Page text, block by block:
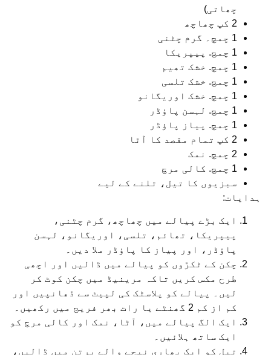
چھاتی)
2 کپ چھاچھ
1 چمچ۔ گرم چٹنی
1 چمچ. پیپریکا
1 چمچ. خشک تھیم
1 چمچ. خشک تلسی
1 چمچ. خشک اوریگانو
1 چمچ. لہسن پاؤڈر
1 چمچ. پیاز پاؤڈر
2 کپ تمام مقصد کا آٹا
2 چمچ. نمک
1 چمچ. کالی مرچ
سبزیوں کا تیل، تلنے کے لیے
ہدایات:
ایک بڑے پیالے میں چھاچھ، گرم چٹنی،
پیپریکا، تھائم، تلسی، اوریگانو، لہسن
پاؤڈر، اور پیاز کا پاؤڈر ملا دیں۔
چکن کے ٹکڑوں کو پیالے میں ڈالیں اور اچھی
طرح مکس کریں تاکہ مرینیڈ میں چکن کوٹ کر
لیں۔ پیالے کو پلاسٹک کی لپیٹ سے ڈھانپیں اور
کم از کم 2 گھنٹے یا رات بھر فریج میں رکھیں۔
ایک الگ پیالے میں، آٹا، نمک اور کالی مرچ کو
ایک ساتھ ہلائیں۔
تیل کو ایک بھاری نیچے والے برتن میں ڈالیں،